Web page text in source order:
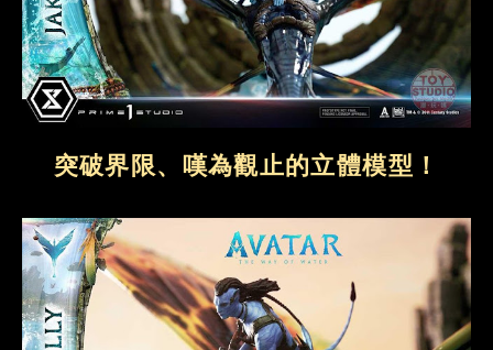
突破界限、嘆為觀止的立體模型！